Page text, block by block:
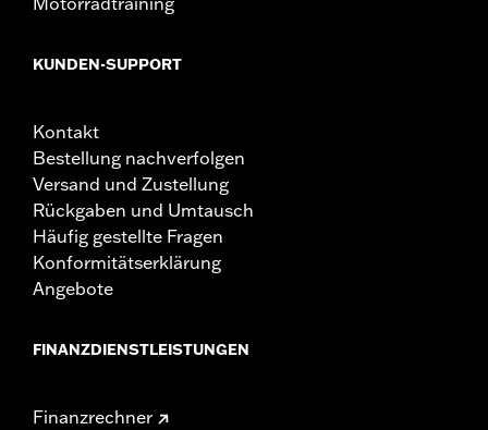
überschreiten. Die Verwendung als Sitz oder das
Problemen beim Fahrverhalten führen, die den
KUNDEN-SUPPORT
Kontakt
Bestellung nachverfolgen
Versand und Zustellung
Rückgaben und Umtausch
Häufig gestellte Fragen
Konformitätserklärung
Angebote
FINANZDIENSTLEISTUNGEN
Finanzrechner